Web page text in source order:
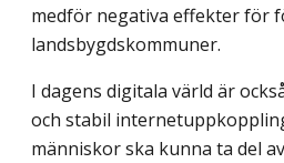
medför negativa effekter för
landsbygdskom­muner.
I dagens digitala värld är
och stabil
människor ska kunna ta del